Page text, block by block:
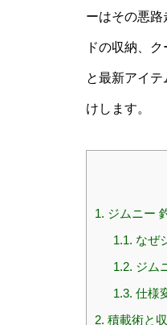
ーはその悪
ドの収納、
と最新アイ
けします。
1. ジムニー
1.1. なぜ
1.2. ジム
1.3. 仕様
2. 積載術と